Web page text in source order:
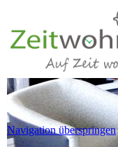
Navigation überspringen